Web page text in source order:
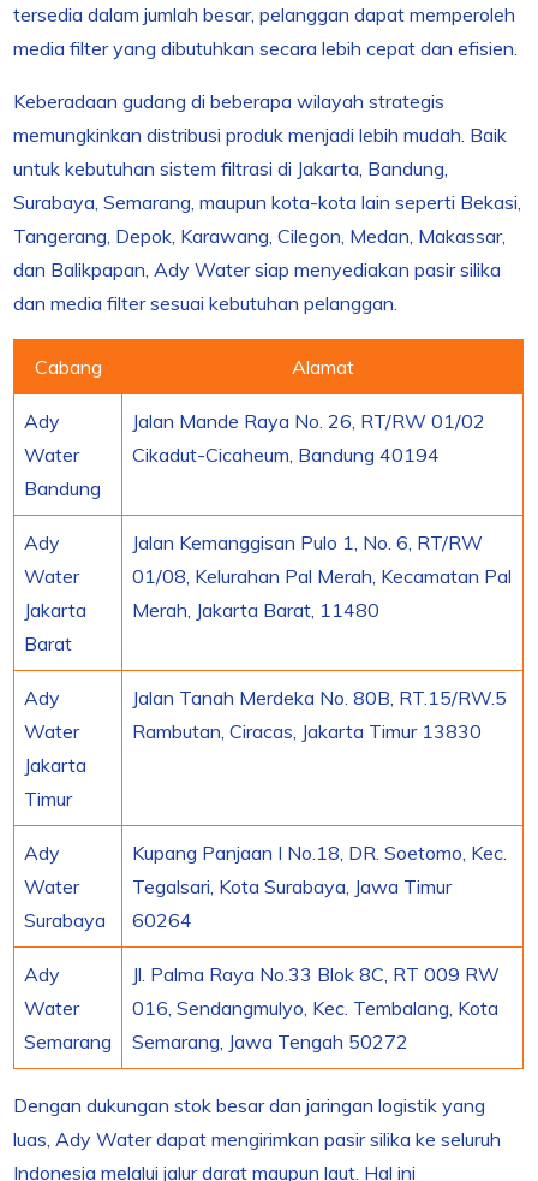
tersedia dalam jumlah besar, pelanggan dapat memperoleh
media filter yang dibutuhkan secara lebih cepat dan efisien.
Keberadaan gudang di beberapa wilayah strategis
memungkinkan distribusi produk menjadi lebih mudah. Baik
untuk kebutuhan sistem filtrasi di Jakarta, Bandung,
Surabaya, Semarang, maupun kota-kota lain seperti Bekasi,
Tangerang, Depok, Karawang, Cilegon, Medan, Makassar,
dan Balikpapan, Ady Water siap menyediakan pasir silika
dan media filter sesuai kebutuhan pelanggan.
Cabang Alamat
Ady
Water
Bandung
Jalan Mande Raya No. 26, RT/RW 01/02
Cikadut-Cicaheum, Bandung 40194
Ady
Water
Jakarta
Barat
Jalan Kemanggisan Pulo 1, No. 6, RT/RW
01/08, Kelurahan Pal Merah, Kecamatan Pal
Merah, Jakarta Barat, 11480
Ady
Water
Jakarta
Timur
Jalan Tanah Merdeka No. 80B, RT.15/RW.5
Rambutan, Ciracas, Jakarta Timur 13830
Ady
Water
Surabaya
Kupang Panjaan I No.18, DR. Soetomo, Kec.
Tegalsari, Kota Surabaya, Jawa Timur
60264
Ady
Water
Semarang
Jl. Palma Raya No.33 Blok 8C, RT 009 RW
016, Sendangmulyo, Kec. Tembalang, Kota
Semarang, Jawa Tengah 50272
Dengan dukungan stok besar dan jaringan logistik yang
luas, Ady Water dapat mengirimkan pasir silika ke seluruh
Indonesia melalui jalur darat maupun laut. Hal ini